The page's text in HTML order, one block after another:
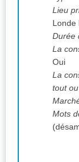
Lieu
Londe
Durée
La
Oui
La
tout
Mots